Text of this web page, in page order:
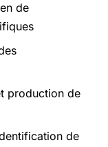
de
production de
de